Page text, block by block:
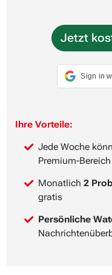
Jetzt
Sign in
Ihre Vorteile:
Jede Woche
Premium-
Monatlich 2
gratis
Persönliche